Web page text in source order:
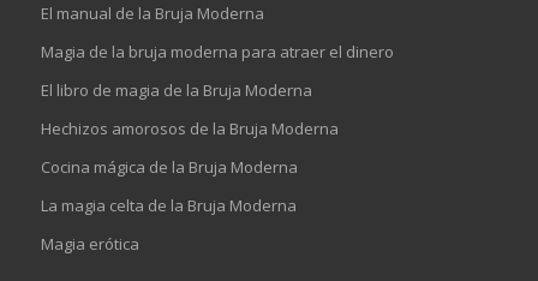
El manual de la Bruja Moderna
Magia de la bruja moderna para atraer el dinero
El libro de magia de la Bruja Moderna
Hechizos amorosos de la Bruja Moderna
Cocina mágica de la Bruja Moderna
La magia celta de la Bruja Moderna
Magia erótica